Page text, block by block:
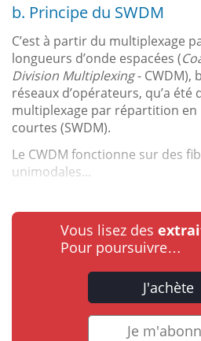
b. Principe du SWDM
C’est à partir du multiplexage
longueurs d’onde espacées (
Division Multiplexing- CWDM),
réseaux d’opérateurs, qu’a été
multiplexage par répartition en
courtes (SWDM).
Le CWDM fonctionne sur des
unimodales...
Vous lisez des
Pour poursuivre…
J'achète
Je